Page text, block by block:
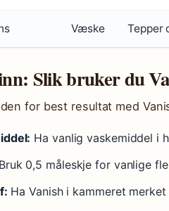
Væske Tepper
Slik bruker du
for best resultat med
Ha vanlig vaskemiddel i
Bruk 0,5 måleskje for vanlige
Ha Vanish i kammeret